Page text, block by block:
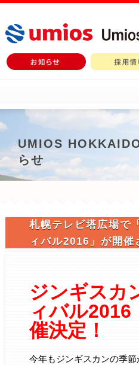
UMIOS
らせ
札幌テレビ塔広場で
ィバル2016」が開催
ジンギスカ
ィバル
催決定！
今年もジンギスカンの季節